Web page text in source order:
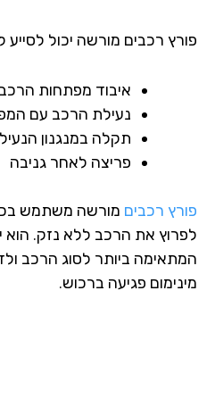
רכבים מורשה יכול לסייע לכם
איבוד מפתחות הרכב
נעילת הרכב עם
תקלה במנגנון הנעילה
פריצה לאחר גניבה
רכביםמורשה משתמש בכלים
את הרכב ללא נזק. הוא ידע
ביותר לסוג הרכב ולדגם
פגיעה ברכוש.